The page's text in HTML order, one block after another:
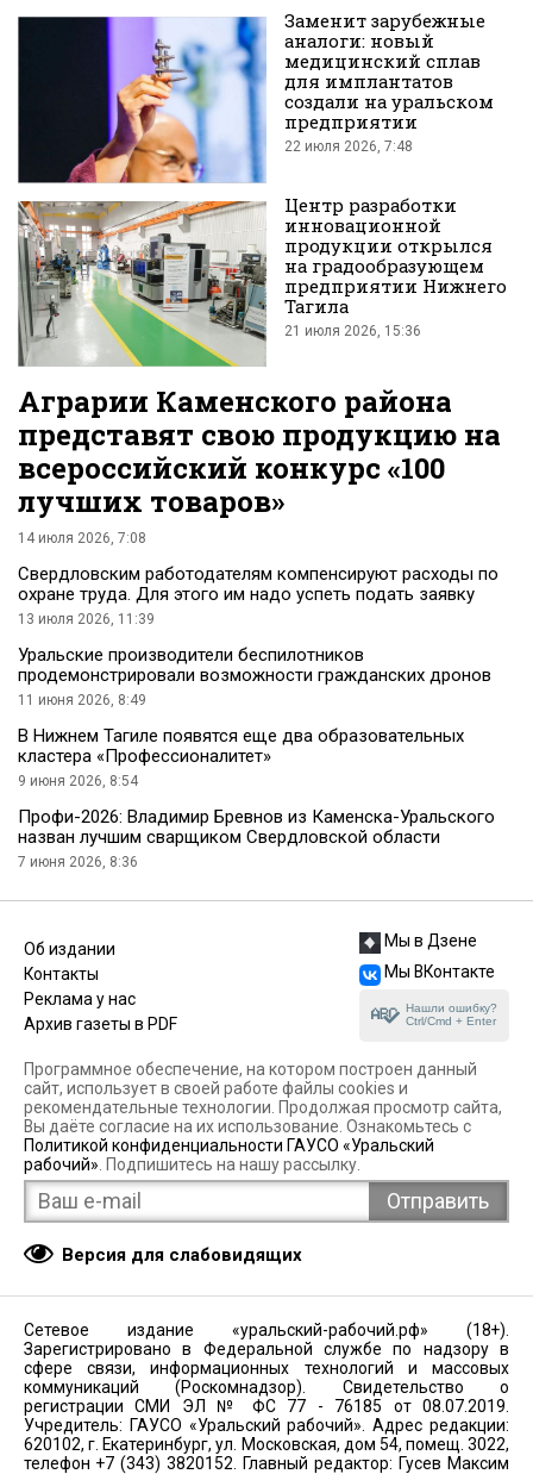
Вконтакте
Заменит зарубежные
аналоги: новый
медицинский сплав
для имплантатов
создали на уральском
предприятии
22 июля 2026, 7:48
Центр разработки
инновационной
продукции открылся
на градообразующем
предприятии Нижнего
Тагила
21 июля 2026, 15:36
Аграрии Каменского района
представят свою продукцию на
всероссийский конкурс «100
лучших товаров»
14 июля 2026, 7:08
Cвердловским работодателям компенсируют расходы по
охране труда. Для этого им надо успеть подать заявку
13 июля 2026, 11:39
Уральские производители беспилотников
продемонстрировали возможности гражданских дронов
11 июня 2026, 8:49
В Нижнем Тагиле появятся еще два образовательных
кластера «Профессионалитет»
9 июня 2026, 8:54
Профи-2026: Владимир Бревнов из Каменска-Уральского
назван лучшим сварщиком Свердловской области
7 июня 2026, 8:36
Об издании
Контакты
Реклама у нас
Архив газеты в PDF
Мы в Дзене
Мы ВКонтакте
Нашли ошибку?
Ctrl/Cmd + Enter
Программное обеспечение, на котором построен данный
сайт, использует в своей работе файлы cookies и
рекомендательные технологии. Продолжая просмотр сайта,
Вы даёте согласие на их использование. Ознакомьтесь с
Политикой конфиденциальности ГАУСО «Уральский
рабочий» . Подпишитесь на нашу рассылку.
Версия для слабовидящих
Сетевое издание «уральский-рабочий.рф» (18+).
Зарегистрировано в Федеральной службе по надзору в
сфере связи, информационных технологий и массовых
коммуникаций (Роскомнадзор). Свидетельство о
регистрации СМИ ЭЛ № ФС 77 - 76185 от 08.07.2019.
Учредитель: ГАУСО «Уральский рабочий». Адрес редакции:
620102, г. Екатеринбург, ул. Московская, дом 54, помещ. 3022,
телефон +7 (343) 3820152. Главный редактор: Гусев Максим